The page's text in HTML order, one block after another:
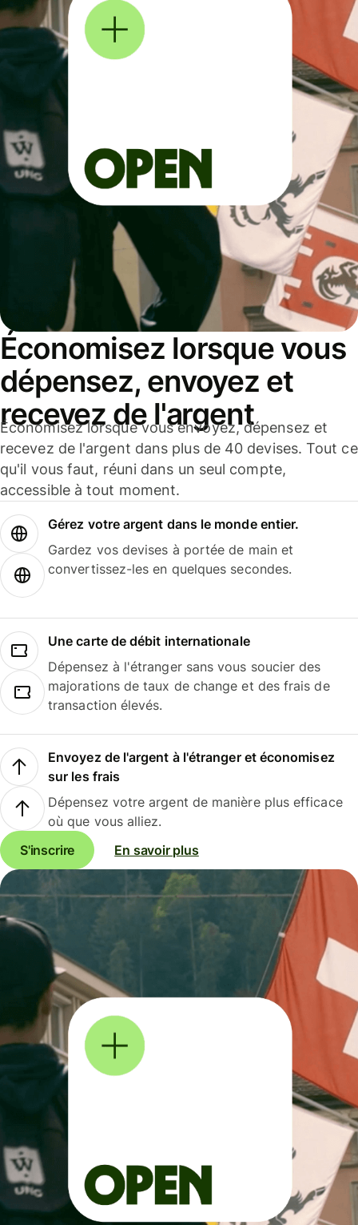
Économisez lorsque vous
dépensez, envoyez et
recevez de l'argent
Économisez lorsque vous envoyez, dépensez et
recevez de l'argent dans plus de 40 devises. Tout ce
qu'il vous faut, réuni dans un seul compte,
accessible à tout moment.
Gérez votre argent dans le monde entier.
Gardez vos devises à portée de main et
convertissez-les en quelques secondes.
Une carte de débit internationale
Dépensez à l'étranger sans vous soucier des
majorations de taux de change et des frais de
transaction élevés.
Envoyez de l'argent à l'étranger et économisez
sur les frais
Dépensez votre argent de manière plus efficace
où que vous alliez.
S'inscrire
En savoir plus